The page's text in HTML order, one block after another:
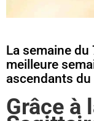
La semaine
meilleure
ascendants
Grâce à